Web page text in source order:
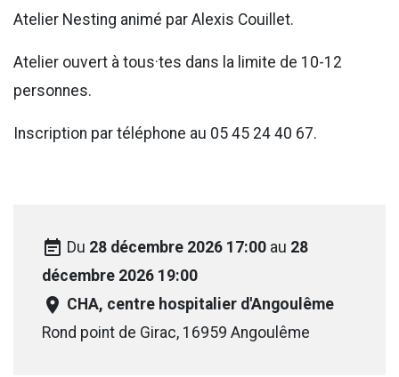
Atelier Nesting animé par Alexis Couillet.
Atelier ouvert à tous·tes dans la limite de 10-12
personnes.
Inscription par téléphone au 05 45 24 40 67.
event_note Du 28 décembre 2026 17:00 au 28
décembre 2026 19:00
room CHA, centre hospitalier d'Angoulême
Rond point de Girac, 16959 Angoulême